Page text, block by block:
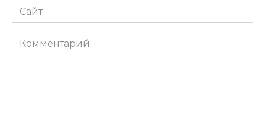
Сайт
Комментарий